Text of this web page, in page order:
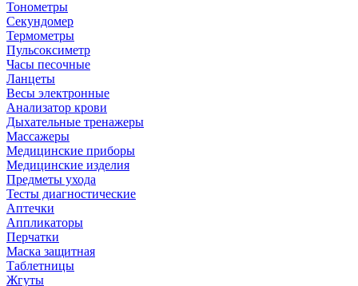
Тонометры
Секундомер
Термометры
Пульсоксиметр
Часы песочные
Ланцеты
Весы электронные
Анализатор крови
Дыхательные тренажеры
Массажеры
Медицинские приборы
Медицинские изделия
Предметы ухода
Тесты диагностические
Аптечки
Аппликаторы
Перчатки
Маска защитная
Таблетницы
Жгуты